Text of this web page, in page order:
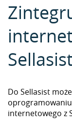
Sellasist
Do Sellasist
internetowego z